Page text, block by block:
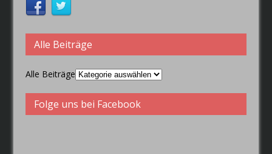
Alle Beiträge
Alle Beiträge
Folge uns bei Facebook